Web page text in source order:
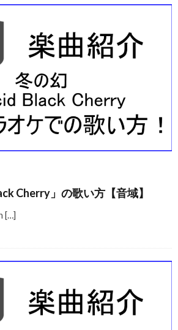
Cherry」の歌い方【音域】
[…]